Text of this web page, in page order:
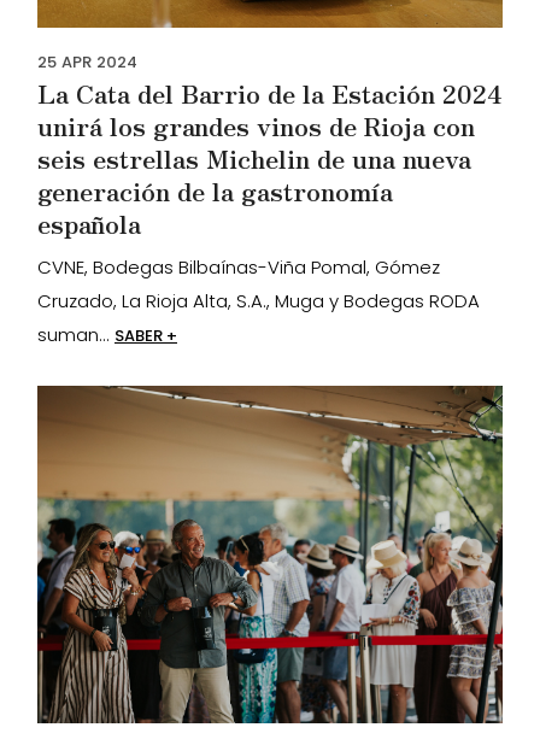
25 APR 2024
La Cata del Barrio de la Estación 2024
unirá los grandes vinos de Rioja con
seis estrellas Michelin de una nueva
generación de la gastronomía
española
CVNE, Bodegas Bilbaínas-Viña Pomal, Gómez
Cruzado, La Rioja Alta, S.A., Muga y Bodegas RODA
suman... SABER +